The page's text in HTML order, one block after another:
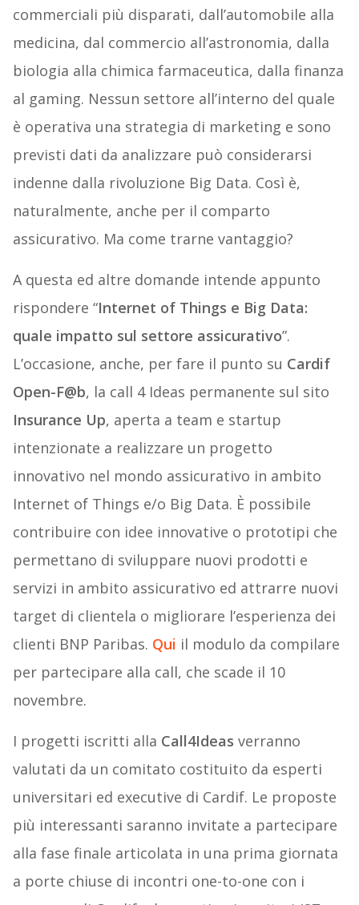
commerciali più disparati, dall’automobile alla
medicina, dal commercio all’astronomia, dalla
biologia alla chimica farmaceutica, dalla finanza
al gaming. Nessun settore all’interno del quale
è operativa una strategia di marketing e sono
previsti dati da analizzare può considerarsi
indenne dalla rivoluzione Big Data. Così è,
naturalmente, anche per il comparto
assicurativo. Ma come trarne vantaggio?
A questa ed altre domande intende appunto
rispondere “Internet of Things e Big Data:
quale impatto sul settore assicurativo”.
L’occasione, anche, per fare il punto su Cardif
Open-F@b, la call 4 Ideas permanente sul sito
Insurance Up, aperta a team e startup
intenzionate a realizzare un progetto
innovativo nel mondo assicurativo in ambito
Internet of Things e/o Big Data. È possibile
contribuire con idee innovative o prototipi che
permettano di sviluppare nuovi prodotti e
servizi in ambito assicurativo ed attrarre nuovi
target di clientela o migliorare l’esperienza dei
clienti BNP Paribas. Qui il modulo da compilare
per partecipare alla call, che scade il 10
novembre.
I progetti iscritti alla Call4Ideas verranno
valutati da un comitato costituito da esperti
universitari ed executive di Cardif. Le proposte
più interessanti saranno invitate a partecipare
alla fase finale articolata in una prima giornata
a porte chiuse di incontri one-to-one con i